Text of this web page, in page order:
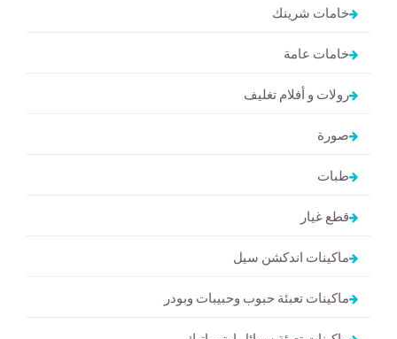
خامات شرينك
خامات عامة
رولات و أفلام تغليف
صورة
طبات
قطع غيار
ماكينات اندكشن سيل
ماكينات تعبئة حبوب وحبيبات وبودر